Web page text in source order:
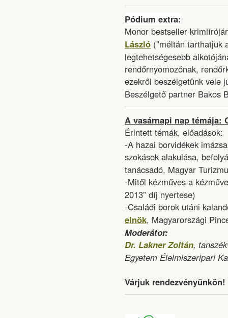
Pódium extra:
Monor bestseller
László ("méltán tarthatjuk
legtehetségesebb
rendőrnyomozónak,
ezekről beszélgetünk vele
Beszélgető partner Bakos
A vasárnapi nap témája:
Érintett témák, előadások:
-A hazai borvidékek
szokások alakulása,
tanácsadó, Magyar
-Mitől kézműves a
2013” díj nyertese)
-Családi borok utáni
elnök, Magyarországi
Moderátor:
Dr. Lakner Zoltán,
Egyetem Élelmiszeripari
Várjuk rendezvényünkön!